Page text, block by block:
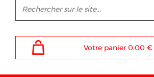
Votre panier 0.00 €